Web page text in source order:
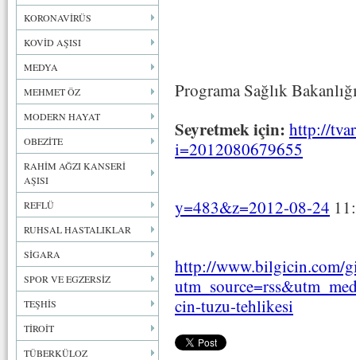
KORONAVİRÜS
KOVİD AŞISI
MEDYA
MEHMET ÖZ
MODERN HAYAT
OBEZİTE
RAHİM AĞZI KANSERİ
AŞISI
REFLÜ
RUHSAL HASTALIKLAR
SİGARA
SPOR VE EGZERSİZ
TEŞHİS
TİROİT
TÜBERKÜLOZ
Programa Sağlık
Seyretmek için: http://
i=2012080679655
y=483&z=2012-08-24
http://www.bilgicin.com/
cin-tuzu-tehlikesi